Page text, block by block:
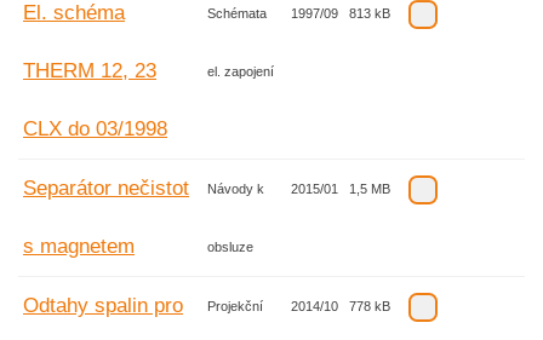
El. schéma
THERM 12, 23
CLX do 03/1998
Schémata
el. zapojení
1997/09 813 kB
Separátor nečistot
s magnetem
Návody k
obsluze
2015/01 1,5 MB
Odtahy spalin pro Projekční 2014/10 778 kB